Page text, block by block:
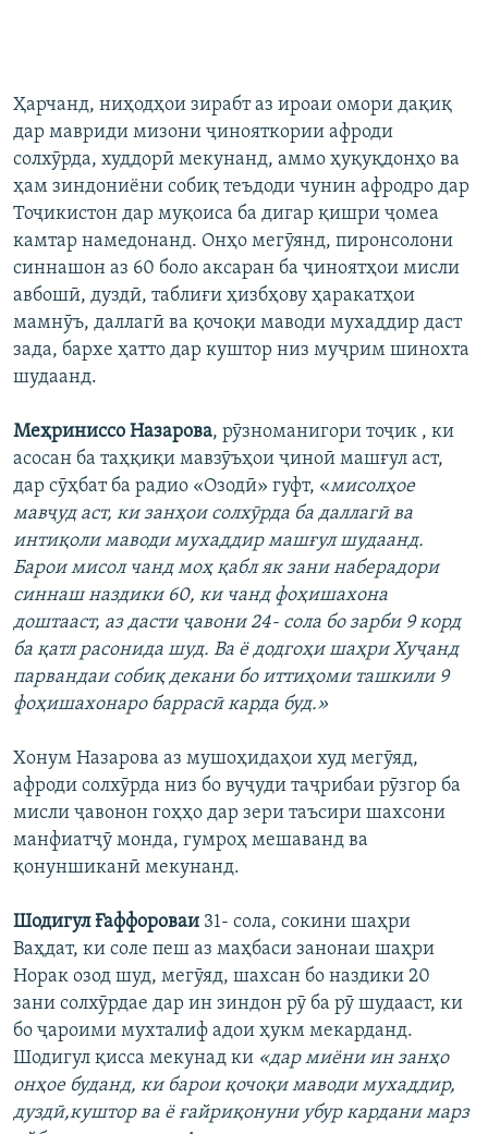
Ҳарчанд, ниҳодҳои зирабт аз ироаи омори дақиқ
дар мавриди мизони ҷинояткории афроди
солхӯрда, худдорӣ мекунанд, аммо ҳуқуқдонҳо ва
ҳам зиндониёни собиқ теъдоди чунин афродро дар
Тоҷикистон дар муқоиса ба дигар қишри ҷомеа
камтар намедонанд. Онҳо мегӯянд, пиронсолони
синнашон аз 60 боло аксаран ба ҷиноятҳои мисли
авбошӣ, дуздӣ, таблиғи ҳизбҳову ҳаракатҳои
мамнӯъ, даллагӣ ва қочоқи маводи мухаддир даст
зада, бархе ҳатто дар куштор низ муҷрим шинохта
шудаанд.
Меҳриниссо Назарова, рӯзноманигори тоҷик , ки
асосан ба таҳқиқи мавзӯъҳои ҷиноӣ машғул аст,
дар сӯҳбат ба радио «Озодӣ» гуфт, «мисолҳое
мавҷуд аст, ки занҳои солхӯрда ба даллагӣ ва
интиқоли маводи мухаддир машғул шудаанд.
Барои мисол чанд моҳ қабл як зани наберадори
синнаш наздики 60, ки чанд фоҳишахона
доштааст, аз дасти ҷавони 24- сола бо зарби 9 корд
ба қатл расонида шуд. Ва ё додгоҳи шаҳри Хуҷанд
парвандаи собиқ декани бо иттиҳоми ташкили 9
фоҳишахонаро баррасӣ карда буд.»
Хонум Назарова аз мушоҳидаҳои худ мегӯяд,
афроди солхӯрда низ бо вуҷуди таҷрибаи рӯзгор ба
мисли ҷавонон гоҳҳо дар зери таъсири шахсони
манфиатҷӯ монда, гумроҳ мешаванд ва
қонуншиканӣ мекунанд.
Шодигул Ғаффороваи 31- сола, сокини шаҳри
Ваҳдат, ки соле пеш аз маҳбаси занонаи шаҳри
Норак озод шуд, мегӯяд, шахсан бо наздики 20
зани солхӯрдае дар ин зиндон рӯ ба рӯ шудааст, ки
бо ҷароими мухталиф адои ҳукм мекарданд.
Шодигул қисса мекунад ки «дар миёни ин занҳо
онҳое буданд, ки барои қочоқи маводи мухаддир,
дуздӣ,куштор ва ё ғайриқонуни убур кардани марз